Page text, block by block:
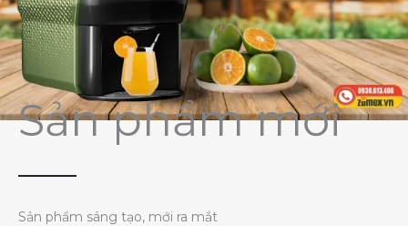
Sản phẩm mới
Sản phẩm sáng tạo, mới ra mắt